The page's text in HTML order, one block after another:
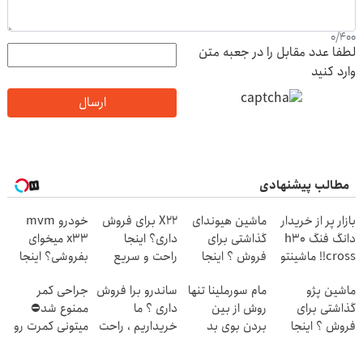
0/400
لطفا عدد مقابل را در جعبه متن
وارد کنید
ارسال
مطالب پیشنهادی
بازار پر از خریدار
دانگ فنگ h30
cross!! ماشینتو
ماشین هیوندای
گذاشتی برای
فروش ؟ اینجا
بفروش
X22 برای فروش
داری؟ اینجا
راحت و سریع
خودرو mvm
x33 میخوای
بفروشی؟ اینجا
میره
ماشین پژو
گذاشتی برای
فروش ؟ اینجا
مام سورملینا تنها
روش از بین
بردن بوی بد
ساندرو برا فروش
داری ؟ ما
خریداریم ، راحت
جراحی کمر
ممنوع شد⛔
میتونی کمرت رو